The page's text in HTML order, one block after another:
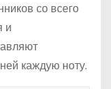
со всего
и
каждую ноту.